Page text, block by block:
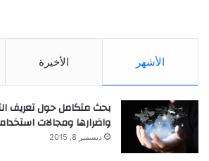
الأشهر الأخيرة
بحث متكامل حول تعريف
واضرارها ومجالات
ديسمبر 8, 2015